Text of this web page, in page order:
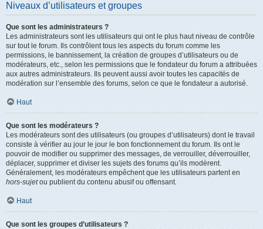
Niveaux d’utilisateurs et groupes
Que sont les administrateurs ?
Les administrateurs sont les utilisateurs qui ont le plus haut niveau de contrôle
sur tout le forum. Ils contrôlent tous les aspects du forum comme les
permissions, le bannissement, la création de groupes d’utilisateurs ou de
modérateurs, etc., selon les permissions que le fondateur du forum a attribuées
aux autres administrateurs. Ils peuvent aussi avoir toutes les capacités de
modération sur l’ensemble des forums, selon ce que le fondateur a autorisé.
Haut
Que sont les modérateurs ?
Les modérateurs sont des utilisateurs (ou groupes d’utilisateurs) dont le travail
consiste à vérifier au jour le jour le bon fonctionnement du forum. Ils ont le
pouvoir de modifier ou supprimer des messages, de verrouiller, déverrouiller,
déplacer, supprimer et diviser les sujets des forums qu’ils modèrent.
Généralement, les modérateurs empêchent que les utilisateurs partent en
hors-sujetou publient du contenu abusif ou offensant.
Haut
Que sont les groupes d’utilisateurs ?